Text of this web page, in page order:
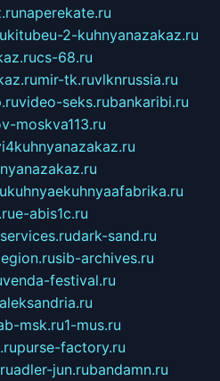
naperekate.ru
kitubeu-2-kuhnyanazakaz.ru
cs-68.ru
mir-tk.ruvlknrussia.ru
video-seks.rubankaribi.ru
moskva113.ru
kuhnyaekuhnyaafabrika.ru
e-abis1c.ru
dark-sand.ru
sib-archives.ru
venda-festival.ru
msk.ru1-mus.ru
purse-factory.ru
adler-jun.rubandamn.ru